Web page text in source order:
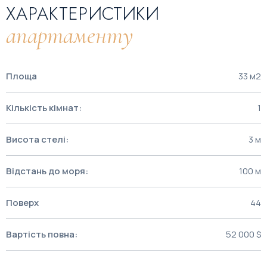
ХАРАКТЕРИСТИКИ
апартаменту
Площа 33 м2
Кількість кімнат: 1
Висота стелі: 3 м
Відстань до моря: 100 м
Поверх 44
Вартість повна: 52 000 $